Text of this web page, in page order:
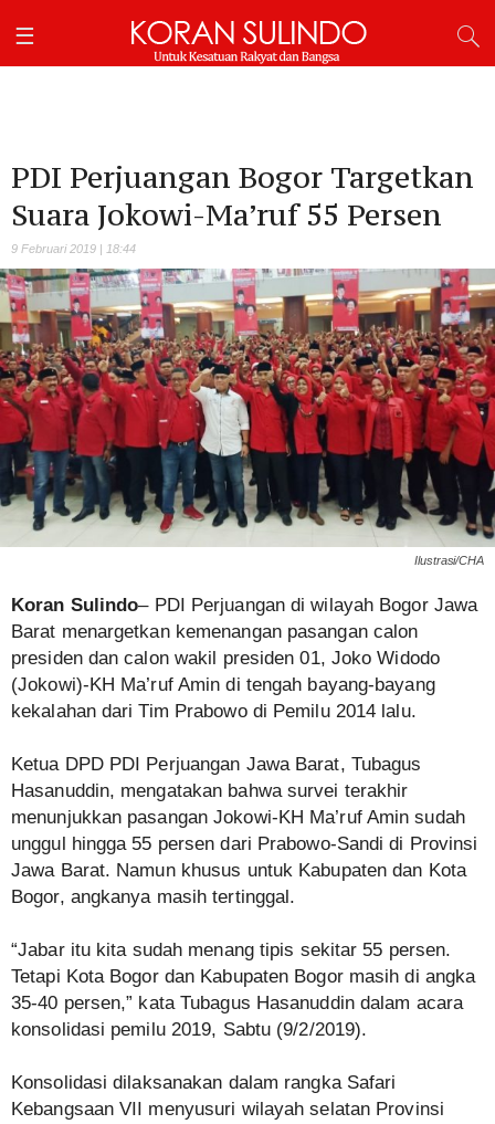
PDI Perjuangan Bogor Targetkan
Suara Jokowi-Ma’ruf 55 Persen
9 Februari 2019 | 18:44
Ilustrasi/CHA
Koran Sulindo– PDI Perjuangan di wilayah Bogor Jawa
Barat menargetkan kemenangan pasangan calon
presiden dan calon wakil presiden 01, Joko Widodo
(Jokowi)-KH Ma’ruf Amin di tengah bayang-bayang
kekalahan dari Tim Prabowo di Pemilu 2014 lalu.
Ketua DPD PDI Perjuangan Jawa Barat, Tubagus
Hasanuddin, mengatakan bahwa survei terakhir
menunjukkan pasangan Jokowi-KH Ma’ruf Amin sudah
unggul hingga 55 persen dari Prabowo-Sandi di Provinsi
Jawa Barat. Namun khusus untuk Kabupaten dan Kota
Bogor, angkanya masih tertinggal.
“Jabar itu kita sudah menang tipis sekitar 55 persen.
Tetapi Kota Bogor dan Kabupaten Bogor masih di angka
35-40 persen,” kata Tubagus Hasanuddin dalam acara
konsolidasi pemilu 2019, Sabtu (9/2/2019).
Konsolidasi dilaksanakan dalam rangka Safari
Kebangsaan VII menyusuri wilayah selatan Provinsi